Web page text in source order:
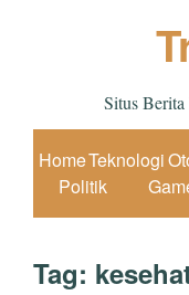
Situs
HomeTeknologi
Politik
Tag: